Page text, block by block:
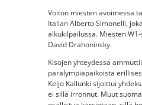
Voiton miesten avoimessa
Italian Alberto Simonelli,
alkukilpailussa. Miesten
David Drahoninsky.
Kisojen yhteydessä
paralympiapaikoista
Keijo Kallunki sijoittui
ei sillä irronnut. Muut